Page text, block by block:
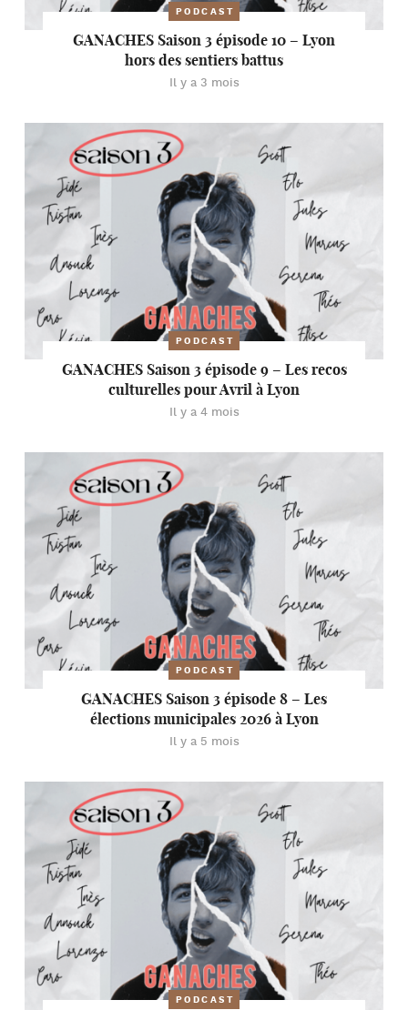
PODCAST
GANACHES Saison 3 épisode 10 – Lyon
hors des sentiers battus
Il y a 3 mois
PODCAST
GANACHES Saison 3 épisode 9 – Les recos
culturelles pour Avril à Lyon
Il y a 4 mois
PODCAST
GANACHES Saison 3 épisode 8 – Les
élections municipales 2026 à Lyon
Il y a 5 mois
PODCAST